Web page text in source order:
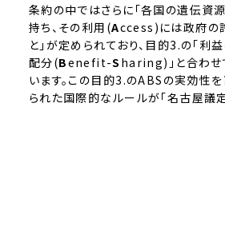
条約の中ではさらに「各国の遺伝資
持ち、その利用(Access)には政府の
と」が定められており、目的3.の「利
配分(Benefit-S haring)」と合わせ
います。この目的3.のABSの実効性
られた国際的なルールが「名古屋議定